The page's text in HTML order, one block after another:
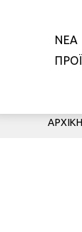
ΝΕΑ
ΑΡΧΙΚΗ